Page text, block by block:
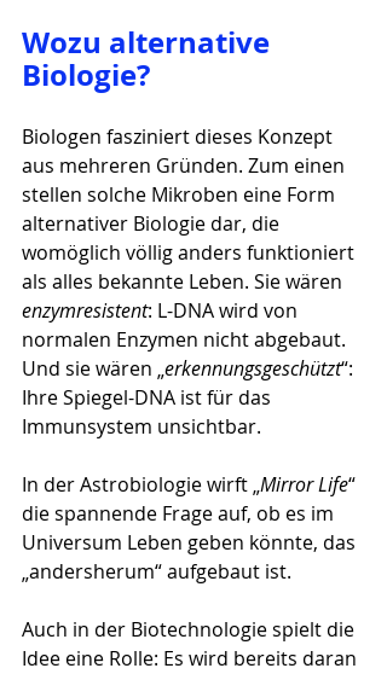
Wozu alternative
Biologie?
Biologen fasziniert dieses Konzept
aus mehreren Gründen. Zum einen
stellen solche Mikroben eine Form
alternativer Biologie dar, die
womöglich völlig anders funktioniert
als alles bekannte Leben. Sie wären
enzymresistent: L-DNA wird von
normalen Enzymen nicht abgebaut.
Und sie wären „erkennungsgeschützt“:
Ihre Spiegel-DNA ist für das
Immunsystem unsichtbar.
In der Astrobiologie wirft „Mirror Life“
die spannende Frage auf, ob es im
Universum Leben geben könnte, das
„andersherum“ aufgebaut ist.
Auch in der Biotechnologie spielt die
Idee eine Rolle: Es wird bereits daran